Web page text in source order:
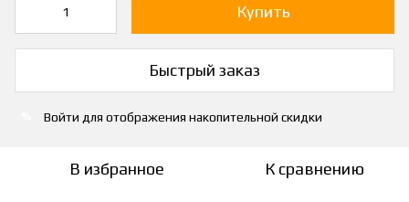
Купить
Быстрый заказ
Войти для отображения накопительной скидки
В избранное К сравнению